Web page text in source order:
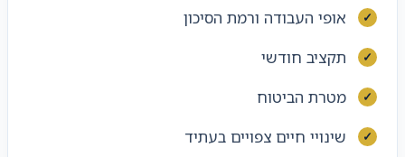
אופי העבודה ורמת הסיכון
תקציב חודשי
מטרת הביטוח
שינויי חיים צפויים בעתיד